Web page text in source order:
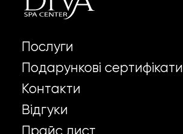
Послуги
Подарункові сертифікати
Контакти
Відгуки
Прайс лист